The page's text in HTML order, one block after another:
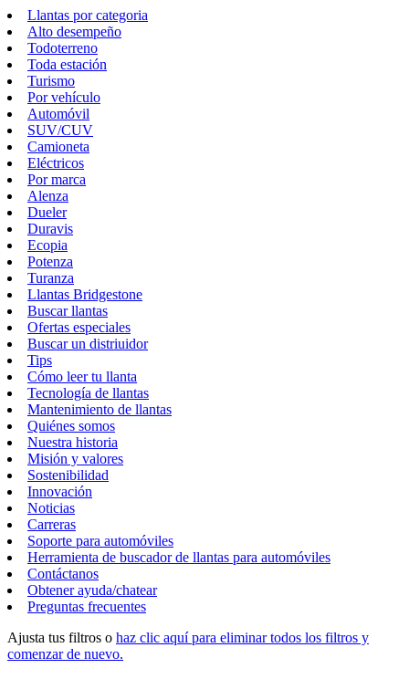
Llantas por categoria
Alto desempeño
Todoterreno
Toda estación
Turismo
Por vehículo
Automóvil
SUV/CUV
Camioneta
Eléctricos
Por marca
Alenza
Dueler
Duravis
Ecopia
Potenza
Turanza
Llantas Bridgestone
Buscar llantas
Ofertas especiales
Buscar un distriuidor
Tips
Cómo leer tu llanta
Tecnología de llantas
Mantenimiento de llantas
Quiénes somos
Nuestra historia
Misión y valores
Sostenibilidad
Innovación
Noticias
Carreras
Soporte para automóviles
Herramienta de buscador de llantas para automóviles
Contáctanos
Obtener ayuda/chatear
Preguntas frecuentes
Ajusta tus filtros o haz clic aquí para eliminar todos los filtros y
comenzar de nuevo.